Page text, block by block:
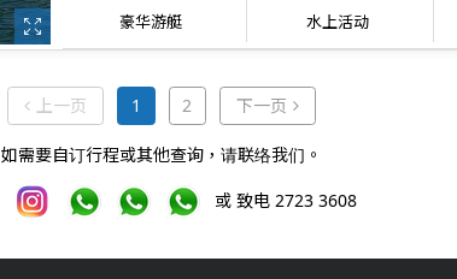
豪华游艇 水上活动
上一页上一页1 2 下一页 下一页
如需要自订行程或其他查询，请联络我们。
或 致电 2723 3608